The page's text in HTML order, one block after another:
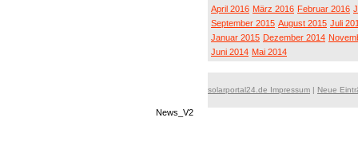
April 2016 März 2016 Februar 2016
September 2015 August 2015 Juli
Januar 2015 Dezember 2014
Juni 2014 Mai 2014
solarportal24.de Impressum | Neue
News_V2